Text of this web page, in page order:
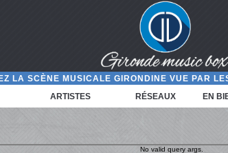
LA SCÈNE MUSICALE GIRONDINE VUE PAR
ARTISTES RÉSEAUX EN
No valid query args.